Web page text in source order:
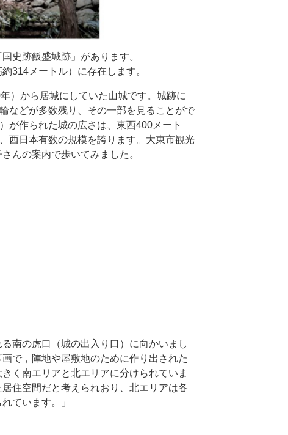
史跡飯盛城跡」があります。
314メートル）に存在します。
）から居城にしていた山城です。城跡に
などが多数残り、その一部を見ることがで
が作られた城の広さは、東西400メート
西日本有数の規模を誇ります。大東市観光
んの案内で歩いてみました。
南の虎口（城の出入り口）に向かいまし
で，陣地や屋敷地のために作り出された
く南エリアと北エリアに分けられていま
住空間だと考えられおり、北エリアは各
ています。」